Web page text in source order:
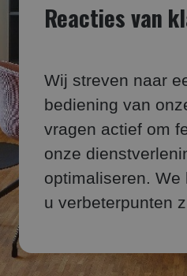
Reacties van
Wij streven naar
bediening van
vragen actief om
onze
optimaliseren. We
u verbeterpunten